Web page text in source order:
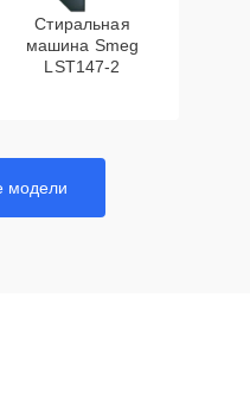
Стиральная
машина Smeg
LST147-2
модели